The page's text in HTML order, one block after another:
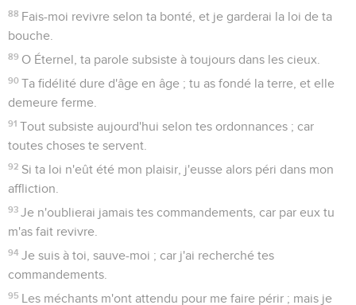
88 Fais-moi revivre selon ta bonté, et je garderai la loi de ta
bouche.
89 O Éternel, ta parole subsiste à toujours dans les cieux.
90 Ta fidélité dure d'âge en âge ; tu as fondé la terre, et elle
demeure ferme.
91 Tout subsiste aujourd'hui selon tes ordonnances ; car
toutes choses te servent.
92 Si ta loi n'eût été mon plaisir, j'eusse alors péri dans mon
affliction.
93 Je n'oublierai jamais tes commandements, car par eux tu
m'as fait revivre.
94 Je suis à toi, sauve-moi ; car j'ai recherché tes
commandements.
95 Les méchants m'ont attendu pour me faire périr ; mais je